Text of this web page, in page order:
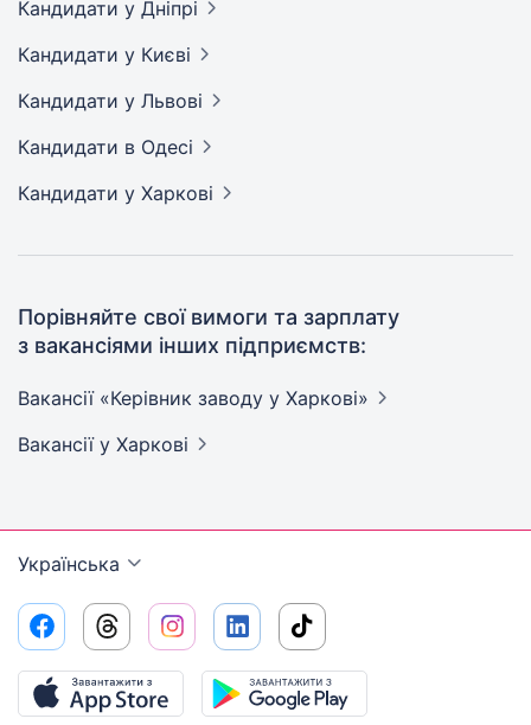
Кандидати у Дніпрі
Кандидати у Києві
Кандидати у Львові
Кандидати в Одесі
Кандидати у Харкові
Порівняйте свої вимоги та зарплату
з вакансіями інших підприємств:
Вакансії «Керівник заводу у Харкові»
Вакансії у Харкові
Українська